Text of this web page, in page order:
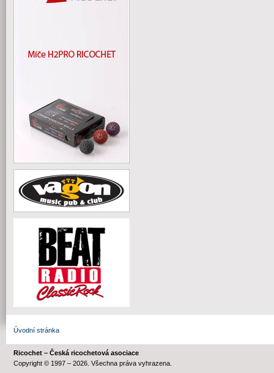
Úvodní stránka
Ricochet – Česká ricochetová asociace
Copyright © 1997 – 2026. Všechna práva vyhrazena.